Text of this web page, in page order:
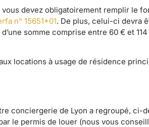
devez obligatoirement remplir le
n° 15651*01. De plus, celui-ci devra
somme comprise entre 60 € et
locations à usage de résidence
conciergerie de Lyon a regroupé, ci-
le permis de louer (nous vous